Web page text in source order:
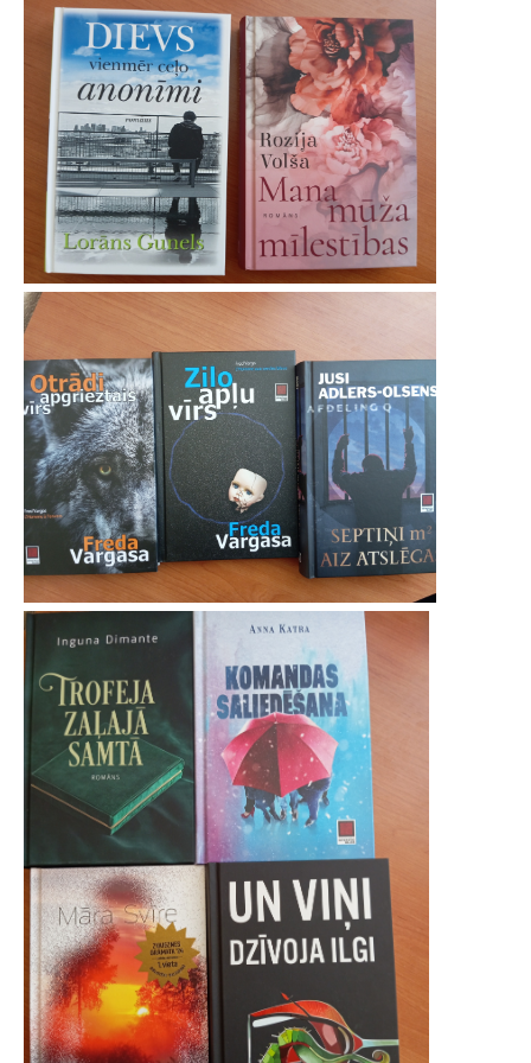
Jaunumi maijā, 2025
Jaunumi aprīlī, 2025
2024
Periodika
Novadpētniecība
Galerijas
Noderīgas saites
Dokumenti
ATBALSTĪTĀJI
3TD E-GRĀMATU BIBLIOTĒKA
ĪSTENOTIE PROJEKTI